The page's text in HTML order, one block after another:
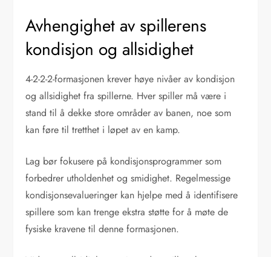
Avhengighet av spillerens
kondisjon og allsidighet
4-2-2-2-formasjonen krever høye nivåer av kondisjon
og allsidighet fra spillerne. Hver spiller må være i
stand til å dekke store områder av banen, noe som
kan føre til tretthet i løpet av en kamp.
Lag bør fokusere på kondisjonsprogrammer som
forbedrer utholdenhet og smidighet. Regelmessige
kondisjonsevalueringer kan hjelpe med å identifisere
spillere som kan trenge ekstra støtte for å møte de
fysiske kravene til denne formasjonen.